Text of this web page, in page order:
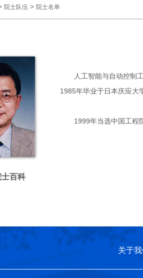
院士队伍 > 院士名单
百科
人工智能与自动控制工
1985年毕业于日本庆应大
1999年当选中国工程院
关于